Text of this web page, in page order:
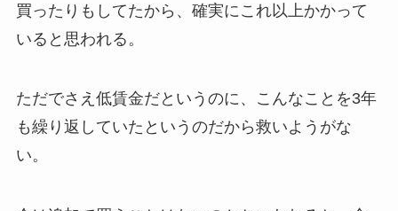
買ったりもしてたから、確実にこれ以上かかって
いると思われる。
ただでさえ低賃金だというのに、こんなことを3年
も繰り返していたというのだから救いようがな
い。